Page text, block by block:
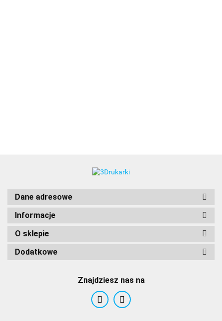
Dane adresowe
Informacje
O sklepie
Dodatkowe
Znajdziesz nas na